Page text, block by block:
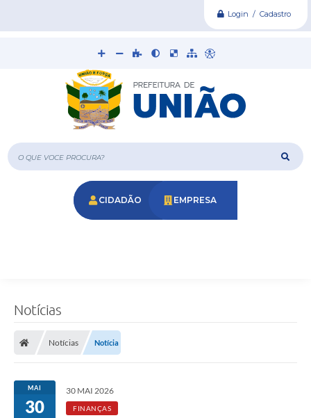
Login / Cadastro
O que voce procura?
CIDADÃO EMPRESA
Notícias
Notícias Notícia
MAI
30
30 MAI 2026
FINANÇAS